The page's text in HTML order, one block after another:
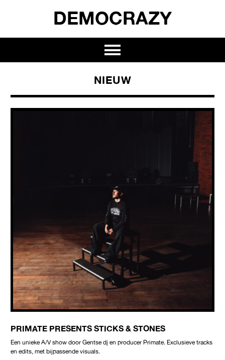
DEMOCRAZY
NIEUW
PRIMATE PRESENTS STICKS & STONES
Een unieke A/V show door Gentse dj en producer Primate. Exclusieve tracks
en edits, met bijpassende visuals.